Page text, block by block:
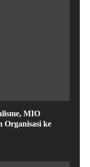
MIO
Organisasi ke